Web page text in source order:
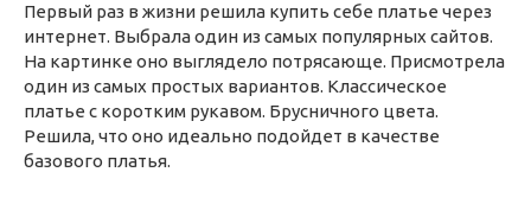
Первый раз в жизни решила купить себе платье через
интернет. Выбрала один из самых популярных сайтов.
На картинке оно выглядело потрясающе. Присмотрела
один из самых простых вариантов. Классическое
платье с коротким рукавом. Брусничного цвета.
Решила, что оно идеально подойдет в качестве
базового платья.